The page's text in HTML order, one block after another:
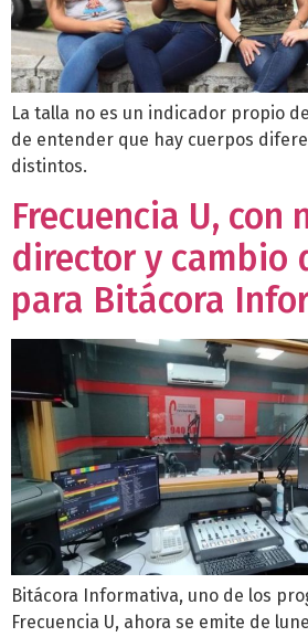
La talla no es un indicador propio
de entender que hay cuerpos
distintos.
Frecuencia U, con
director y cambio
para Bitácora
Bitácora Informativa, uno de los
Frecuencia U, ahora se emite de